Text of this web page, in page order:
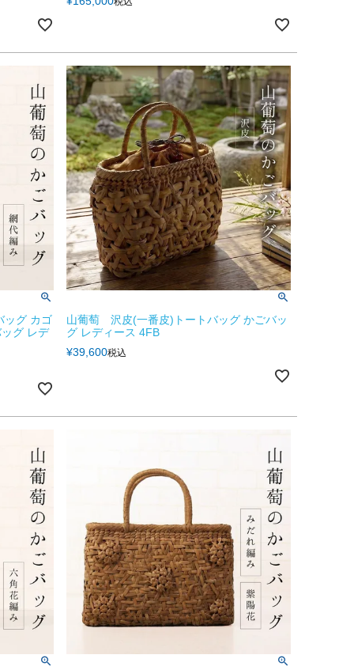
ッグ カゴ
グ レデ
山葡萄 沢皮(一番皮)トートバッグ かごバッ
グ レディース 4FB
¥39,600税込